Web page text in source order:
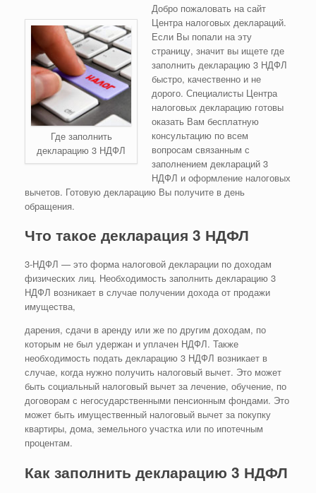
Где заполнить
декларацию 3 НДФЛ
Добро пожаловать на сайт
Центра налоговых деклараций.
Если Вы попали на эту
страницу, значит вы ищете где
заполнить декларацию 3 НДФЛ
быстро, качественно и не
дорого. Специалисты Центра
налоговых декларацию готовы
оказать Вам бесплатную
консультацию по всем
вопросам связанным с
заполнением деклараций 3
НДФЛ и оформление налоговых
вычетов. Готовую декларацию Вы получите в день
обращения.
Что такое декларация 3 НДФЛ
3-НДФЛ — это форма налоговой декларации по доходам
физических лиц. Необходимость заполнить декларацию 3
НДФЛ возникает в случае получении дохода от продажи
имущества,
дарения, сдачи в аренду или же по другим доходам, по
которым не был удержан и уплачен НДФЛ. Также
необходимость подать декларацию 3 НДФЛ возникает в
случае, когда нужно получить налоговый вычет. Это может
быть социальный налоговый вычет за лечение, обучение, по
договорам с негосударственными пенсионным фондами. Это
может быть имущественный налоговый вычет за покупку
квартиры, дома, земельного участка или по ипотечным
процентам.
Как заполнить декларацию 3 НДФЛ